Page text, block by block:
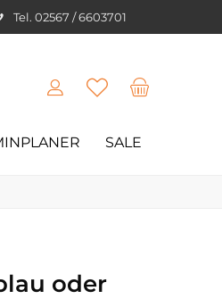
Tel. 02567 / 6603701
SALE
oder